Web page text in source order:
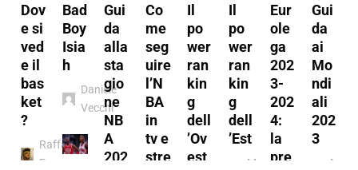
Dov
e si
ved
e il
bas
ket
?
Raffaele
Ferraro
Bad
Boy
Isia
h
Daniele
Vecchi
Gui
da
alla
sta
gio
ne
NB
A
202
Co
me
seg
uire
l’N
BA
in
tv e
stre
Il
po
wer
ran
kin
g
dell
’Ov
est
Il
po
wer
ran
kin
g
dell
’Est
Marco
Eur
ole
ga
202
3-
202
4:
la
pre
Gui
da
ai
Mo
ndi
ali
202
3